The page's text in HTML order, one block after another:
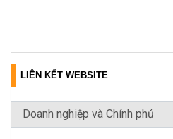
LIÊN KẾT WEBSITE